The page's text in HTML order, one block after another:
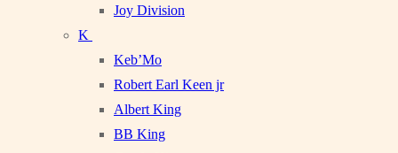
Joy Division
K
Keb’Mo
Robert Earl Keen jr
Albert King
BB King